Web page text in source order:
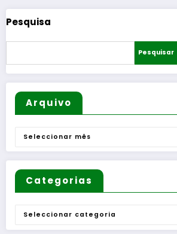
Pesquisa
Pesquisar
Arquivo
Arquivo
Categorias
Categorias